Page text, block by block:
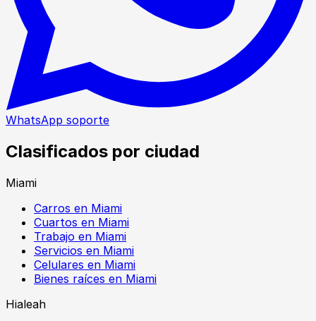
WhatsApp soporte
Clasificados por ciudad
Miami
Carros en Miami
Cuartos en Miami
Trabajo en Miami
Servicios en Miami
Celulares en Miami
Bienes raíces en Miami
Hialeah